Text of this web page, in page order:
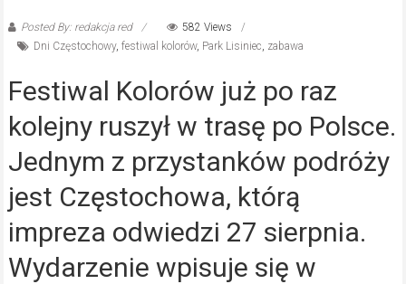
Posted By: redakcja red
582 Views
Dni Częstochowy, festiwal kolorów, Park Lisiniec, zabawa
Festiwal Kolorów już po raz
kolejny ruszył w trasę po Polsce.
Jednym z przystanków podróży
jest Częstochowa, którą
impreza odwiedzi 27 sierpnia.
Wydarzenie wpisuje się w